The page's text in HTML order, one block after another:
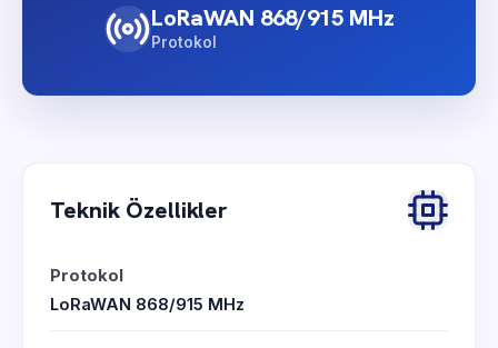
LoRaWAN 868/915 MHz
Protokol
Teknik Özellikler
Protokol
LoRaWAN 868/915 MHz